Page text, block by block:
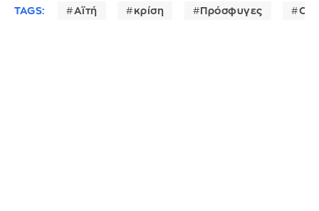
TAGS: Αϊτή κρίση Πρόσφυγες